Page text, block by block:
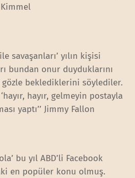
savaşanları’ yılın kişisi
bundan onur duyduklarını
beklediklerini söylediler.
hayır, gelmeyin postayla
yaptı’’ Jimmy Fallon
bu yıl ABD’li Facebook
en popüler konu olmuş.